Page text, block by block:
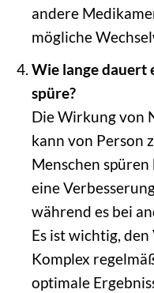
andere
mögliche
Wie lange dauert
spüre?
Die Wirkung von
kann von Person
Menschen
eine
während es bei
Es ist wichtig,
Komplex
optimale